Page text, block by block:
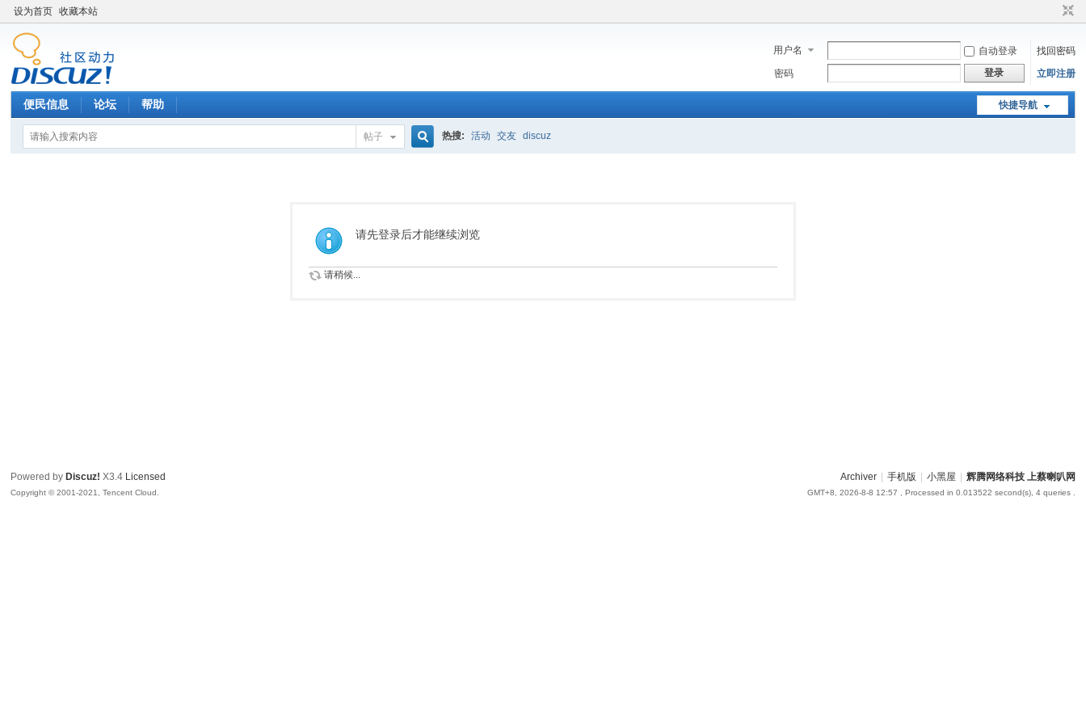
设为首页 收藏本站
用户名 自动登录
找回密码
密码
登录 立即注册
快捷导航
便民信息 论坛 帮助
帖子
索
热搜: 活动 交友 discuz
请先登录后才能继续浏览
请稍候...
Archiver 手机版 小黑屋 辉腾网络科技 上蔡喇叭网
GMT+8, 2026-8-8 12:57 , Processed in 0.013522 second(s), 4 queries .
Powered by Discuz! X3.4 Licensed
Copyright © 2001-2021, Tencent Cloud.